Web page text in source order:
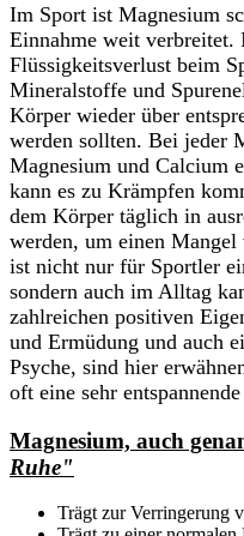
Im Sport ist Magnesium
Einnahme weit verbreitet.
Flüssigkeitsverlust beim
Mineralstoffe und
Körper wieder über
werden sollten. Bei jeder
Magnesium und Calcium
kann es zu Krämpfen
dem Körper täglich in
werden, um einen
ist nicht nur für Sportler
sondern auch im Alltag
zahlreichen positiven
und Ermüdung und auch
Psyche, sind hier
oft eine sehr
Magnesium, auch
Ruhe"
Trägt zur Verringerung